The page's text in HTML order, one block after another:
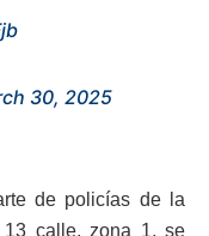
30, 2025
de policías de la
calle, zona 1, se